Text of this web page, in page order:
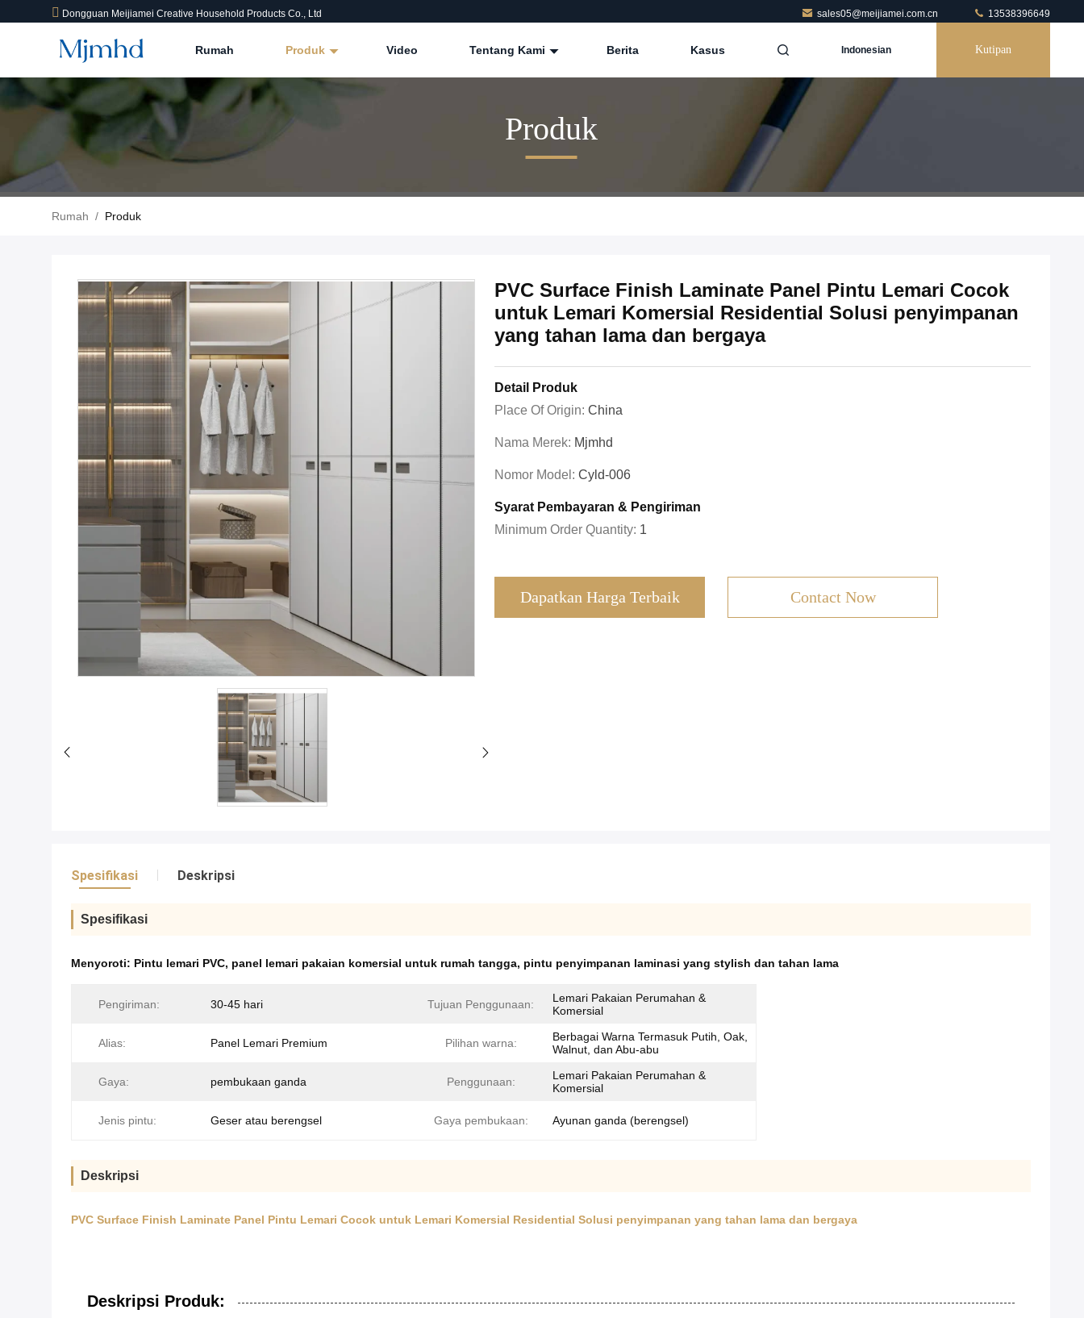
Dongguan Meijiamei Creative Household Products Co., Ltd sales05@meijiamei.com.cn 13538396649
Rumah Produk Video Tentang Kami Berita Kasus Indonesian Kutipan
Produk
Rumah / Produk
PVC Surface Finish Laminate Panel Pintu Lemari Cocok
untuk Lemari Komersial Residential Solusi penyimpanan
yang tahan lama dan bergaya
Detail Produk
Place Of Origin: China
Nama Merek: Mjmhd
Nomor Model: Cyld-006
Syarat Pembayaran & Pengiriman
Minimum Order Quantity: 1
Dapatkan Harga Terbaik Contact Now
Spesifikasi Deskripsi
Spesifikasi
Menyoroti: Pintu lemari PVC, panel lemari pakaian komersial untuk rumah tangga, pintu penyimpanan laminasi yang stylish dan tahan lama
Pengiriman: 30-45 hari Tujuan Penggunaan:
Lemari Pakaian Perumahan &
Komersial
Alias: Panel Lemari Premium Pilihan warna:
Berbagai Warna Termasuk Putih, Oak,
Walnut, dan Abu-abu
Gaya: pembukaan ganda Penggunaan:
Lemari Pakaian Perumahan &
Komersial
Jenis pintu: Geser atau berengsel Gaya pembukaan: Ayunan ganda (berengsel)
Deskripsi
PVC Surface Finish Laminate Panel Pintu Lemari Cocok untuk Lemari Komersial Residential Solusi penyimpanan yang tahan lama dan bergaya
Deskripsi Produk: